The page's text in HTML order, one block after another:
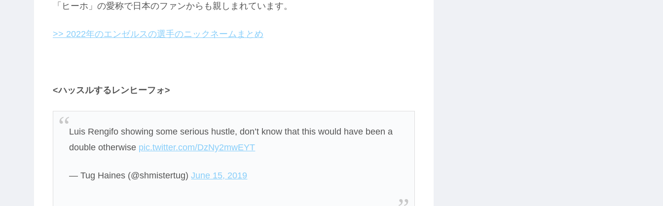
「ヒーホ」の愛称で日本のファンからも親しまれています。
>> 2022年のエンゼルスの選手のニックネームまとめ
<ハッスルするレンヒーフォ>
Luis Rengifo showing some serious hustle, don’t know that this would have been a
double otherwise pic.twitter.com/DzNy2mwEYT
— Tug Haines (@shmistertug)June 15, 2019